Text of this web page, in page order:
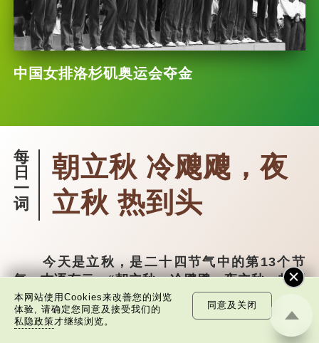
中国女排洛杉矶奥运会夺金
每
日
一
词
朝立秋 冷飕飕，夜
立秋 热到头
今天是立秋，是二十四节气中的第13个节
气。古语有云：“朝立秋，冷飕飕；夜立秋，热到
头”，有何出处呢？立秋等于入秋？
这句话出自东汉崔寔《四民月令》：“朝立
本网站使用Cookies来改善您的浏览
体验, 请确定您同意及接受我们的
私隐政策才继续浏览。
同意及关闭